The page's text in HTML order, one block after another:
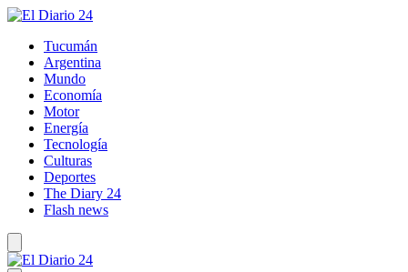
Tucumán
Argentina
Mundo
Economía
Motor
Energía
Tecnología
Culturas
Deportes
The Diary 24
Flash news